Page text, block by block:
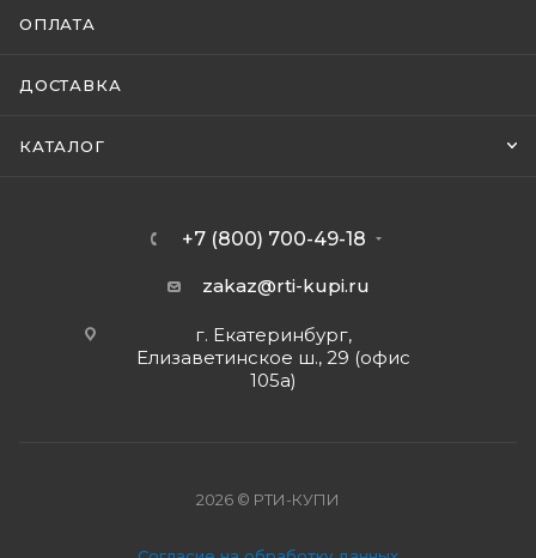
ОПЛАТА
ДОСТАВКА
КАТАЛОГ
+7 (800) 700-49-18
zakaz@rti-kupi.ru
г. Екатеринбург,
Елизаветинское ш., 29 (офис
105а)
2026 © РТИ-КУПИ